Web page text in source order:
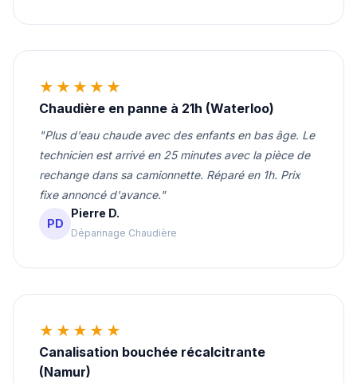
★★★★★
Chaudière en panne à 21h (Waterloo)
"Plus d'eau chaude avec des enfants en bas âge. Le
technicien est arrivé en 25 minutes avec la pièce de
rechange dans sa camionnette. Réparé en 1h. Prix
fixe annoncé d'avance."
PD
Pierre D.
Dépannage Chaudière
★★★★★
Canalisation bouchée récalcitrante
(Namur)